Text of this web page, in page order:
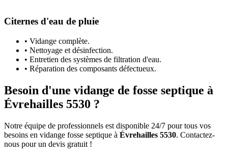
Citernes d'eau de pluie
• Vidange complète.
• Nettoyage et désinfection.
• Entretien des systèmes de filtration d'eau.
• Réparation des composants défectueux.
Besoin d'une vidange de fosse septique à
Évrehailles 5530 ?
Notre équipe de professionnels est disponible 24/7 pour tous vos
besoins en vidange fosse septique à Évrehailles 5530. Contactez-
nous pour un devis gratuit !